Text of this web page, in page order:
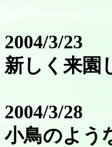
2004/3/23
新しく来園
2004/3/28
小鳥のよう